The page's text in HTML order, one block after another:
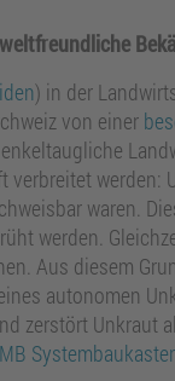
) in der
von einer
waren.
werden.
Aus diesem
autonomen
zerstört